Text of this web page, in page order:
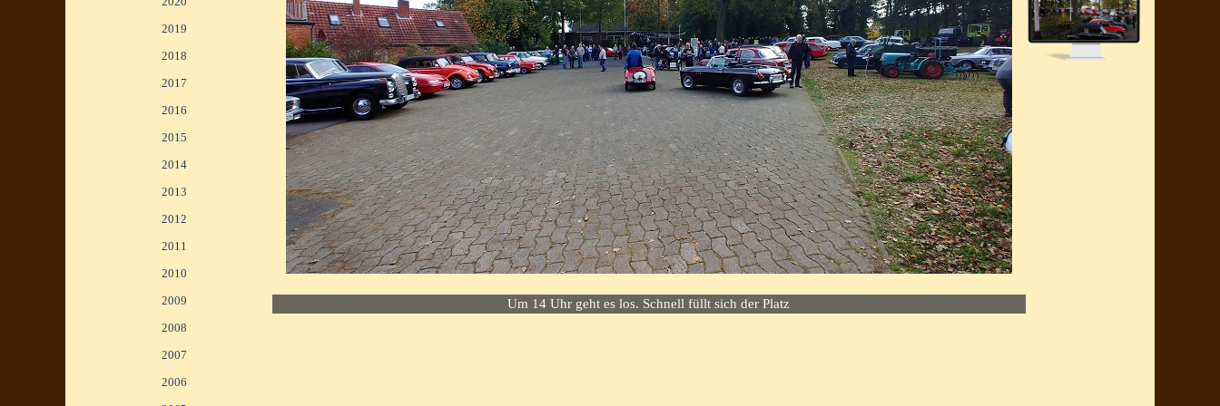
Um 14 Uhr geht es los. Schnell füllt sich der Platz
2019
▼
2018
▼
2017
▼
2016
▼
2015
▼
2014
▼
2013
▼
2012
▼
2011
▼
2010
▼
2009
2008
2007
2006